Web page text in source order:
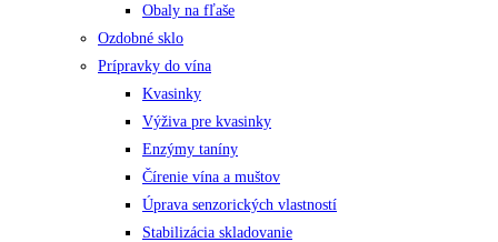
Obaly na fľaše
Ozdobné sklo
Prípravky do vína
Kvasinky
Výživa pre kvasinky
Enzýmy taníny
Čírenie vína a muštov
Úprava senzorických vlastností
Stabilizácia skladovanie